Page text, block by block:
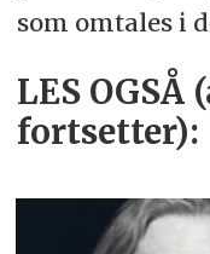
som omtales i
LES
fortsetter):